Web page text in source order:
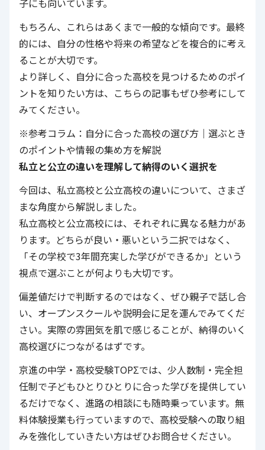
もちろん、これらはあくまで一般的な傾向です。最終
的には、自分の性格や将来の希望などを複合的に考え
ることが大切です。
より詳しく、自分に合った高校を見つけるためのポイ
ントを知りたい方は、こちらの記事もぜひ参考にして
みてください。
※参考コラム：自分に合った高校の選び方｜選ぶとき
のポイントや情報の集め方を解説
私立と公立の違いを理解して納得のいく選択を
今回は、私立高校と公立高校の違いについて、さまざ
まな角度から解説しました。
私立高校と公立高校には、それぞれに異なる魅力があ
ります。どちらが良い・悪いという二択ではなく、
「その学校で3年間充実した学びができるか」という
視点で選ぶことが何よりも大切です。
偏差値だけで判断するのではなく、ぜひ親子で話し合
い、オープンスクールや説明会に足を運んでみてくだ
さい。実際の雰囲気を肌で感じることが、納得のいく
高校選びにつながるはずです。
京進の中学・高校受験TOPΣでは、少人数制・完全担
任制で子どもひとりひとりに合った学びを提供してい
るだけでなく、進路の相談にも随時乗っています。無
料体験授業も行っていますので、高校受験への取り組
みを強化していきたい方はぜひお問合せください。